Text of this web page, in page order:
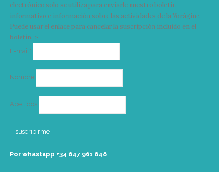
electrónico solo se utiliza para enviarle nuestro boletín
informativo e información sobre las actividades de la Vorágine.
Puede usar el enlace para cancelar la suscripción incluido en el
boletín. >
E-mail*
Nombre
Apellidos
Por whastapp +34 ‭647 961 848‬